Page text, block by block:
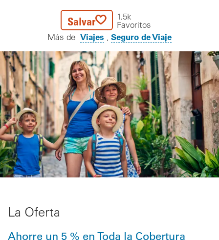
Salvar
1.5k
Favoritos
Más de Viajes Seguro de Viaje
La Oferta
Ahorre un 5 % en Toda la Cobertura